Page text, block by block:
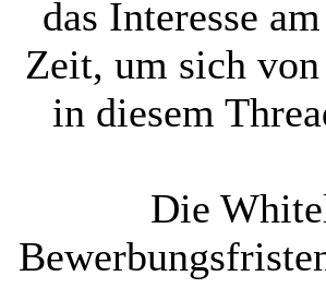
das Interesse
Zeit, um sich
in diesem
Die